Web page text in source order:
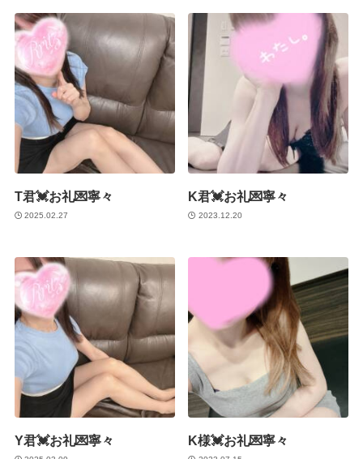
T君💓お礼💌寧々
2025.02.27
K君💓お礼💌寧々
2023.12.20
Y君💓お礼💌寧々 K様💓お礼💌寧々